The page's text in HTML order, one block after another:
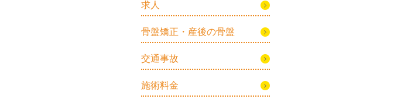
求人
骨盤矯正・産後の骨盤
交通事故
施術料金